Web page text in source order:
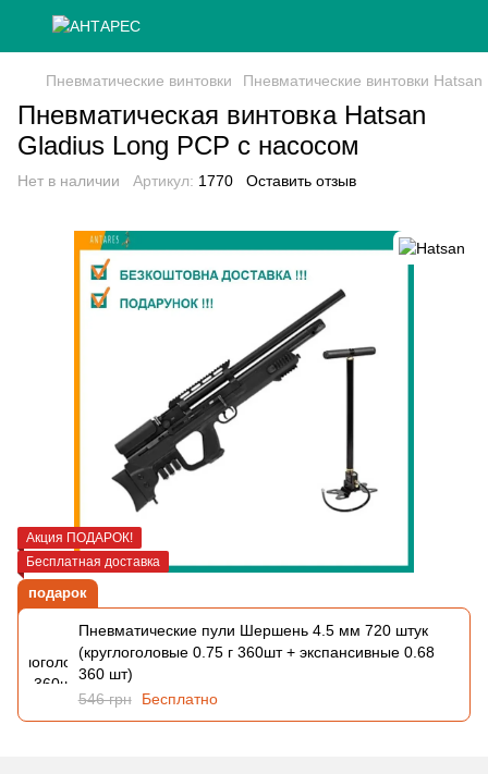
Пневматические винтовки Пневматические винтовки Hatsan
Пневматическая винтовка Hatsan
Gladius Long PCP с насосом
Нет в наличии Артикул: 1770 Оставить отзыв
Акция ПОДАРОК!
Бесплатная доставка
подарок
Пневматические пули Шершень 4.5 мм 720 штук
(круглоголовые 0.75 г 360шт + экспансивные 0.68
360 шт)
546 грн
Бесплатно